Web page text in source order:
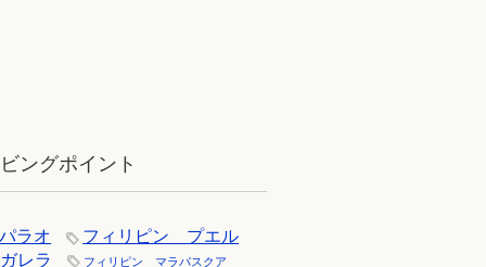
ングポイント
パラオ
フィリピン プエル
ガレラ
フィリピン マラパスクア